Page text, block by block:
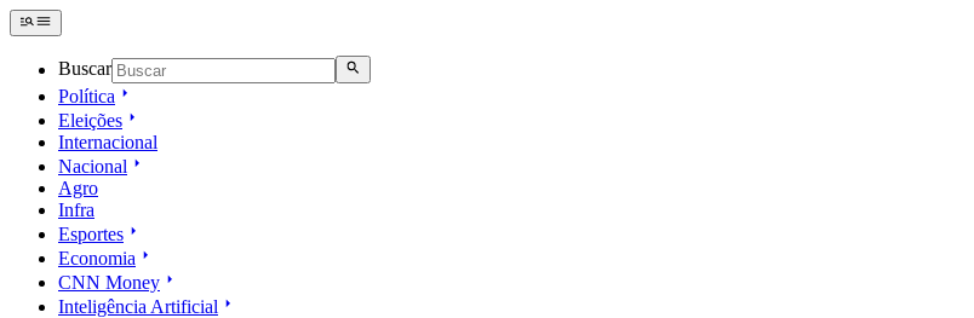
Buscar
Política
Eleições
Internacional
Nacional
Agro
Infra
Esportes
Economia
CNN Money
Inteligência Artificial